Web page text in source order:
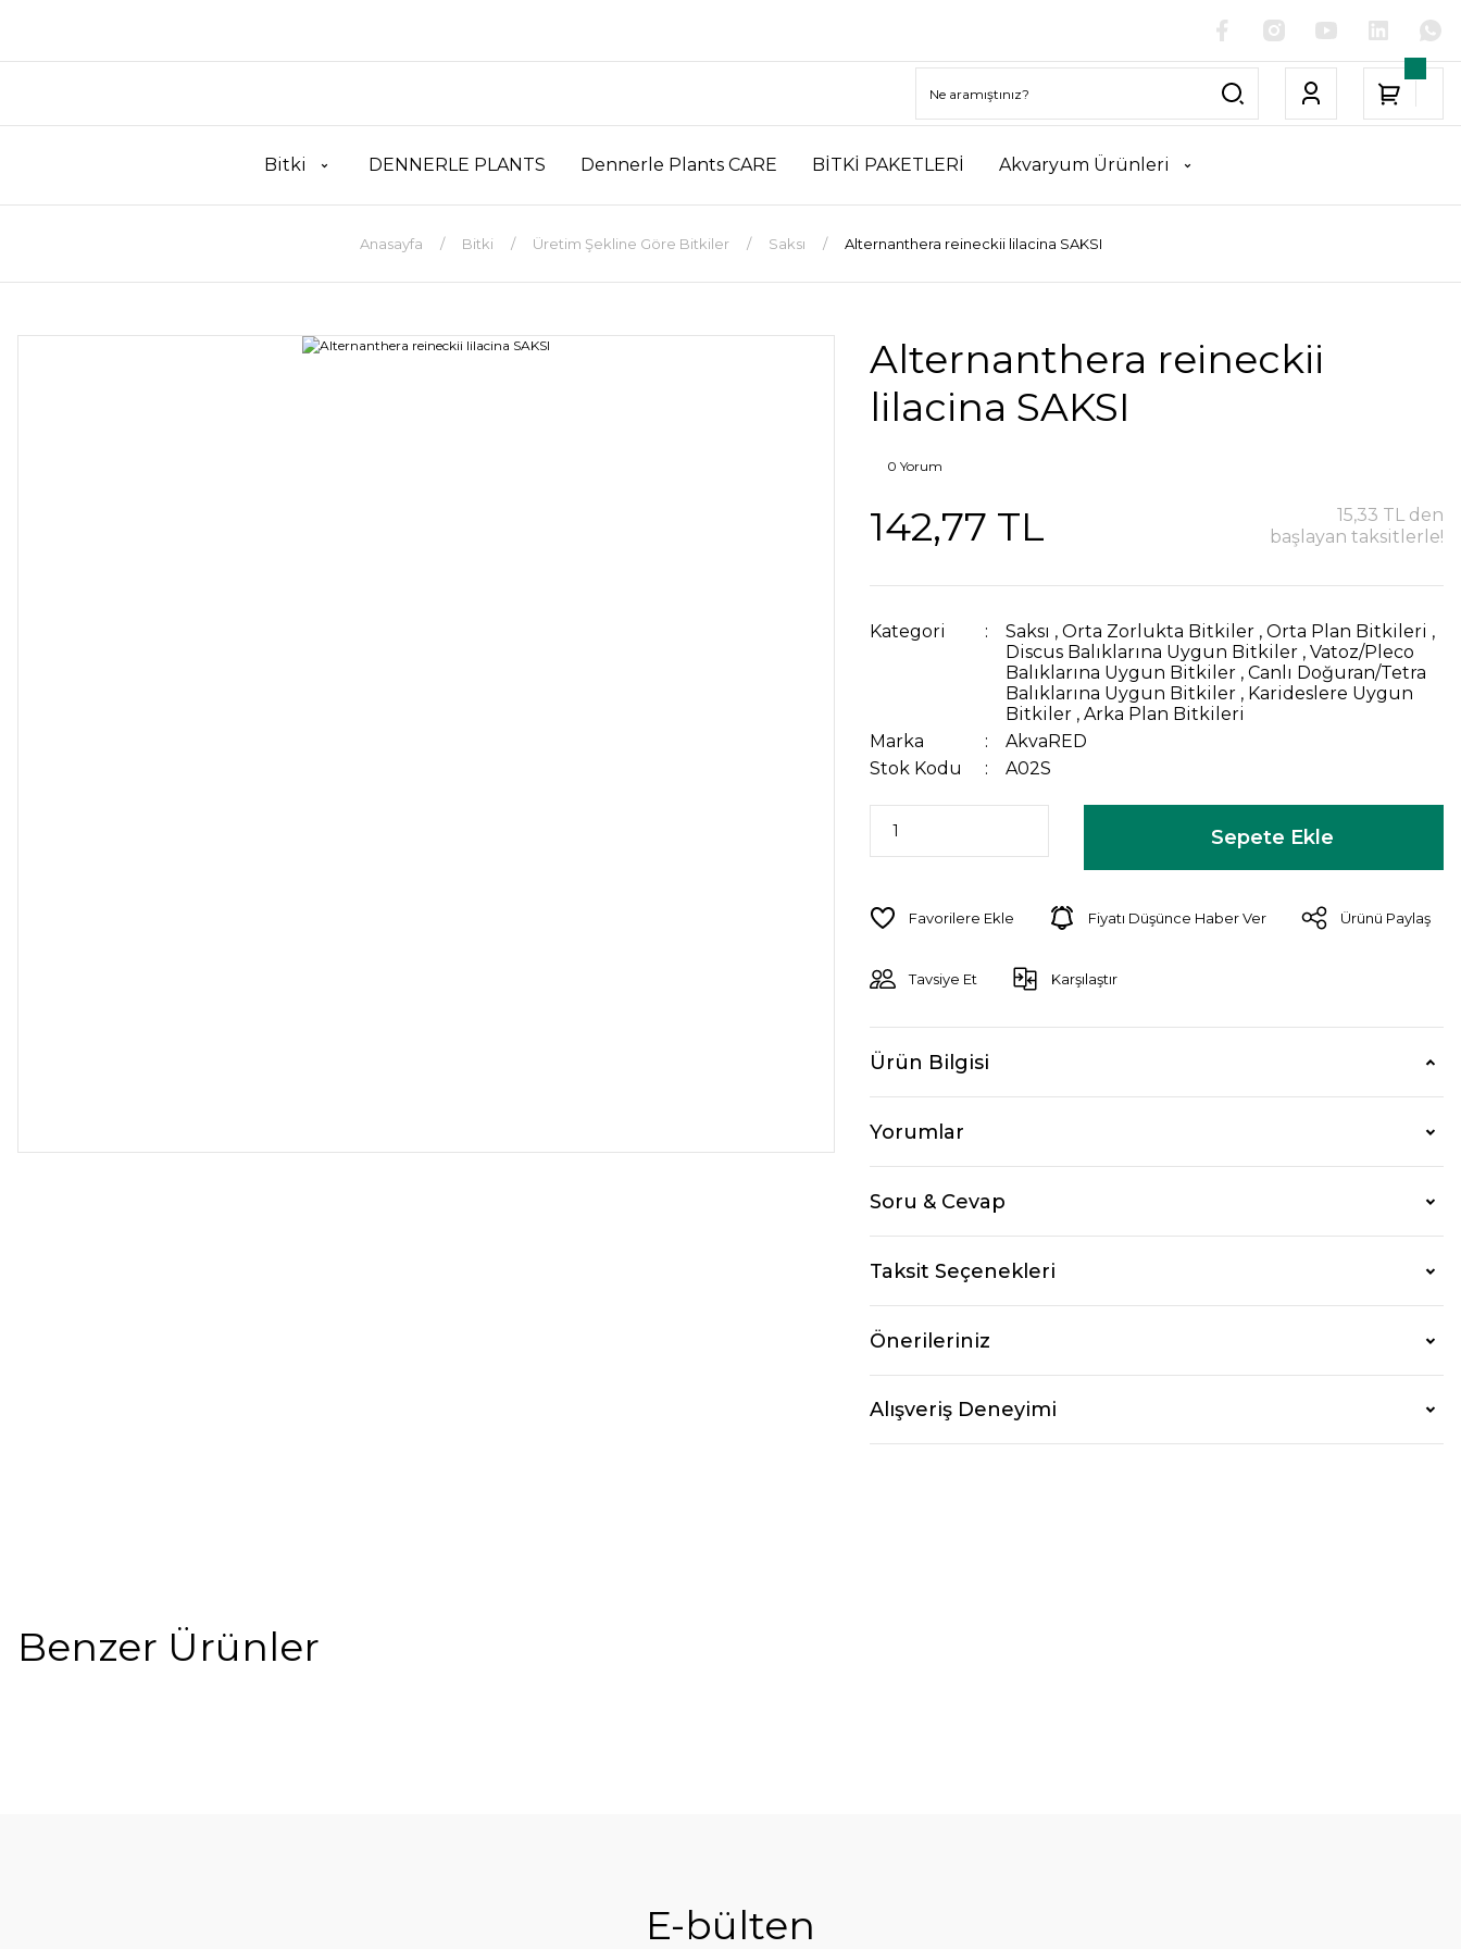
Bitki DENNERLE PLANTS Dennerle Plants CARE BİTKİ PAKETLERİ Akvaryum Ürünleri
Anasayfa Bitki Üretim Şekline Göre Bitkiler Saksı Alternanthera reineckii lilacina SAKSI
Alternanthera reineckii
lilacina SAKSI
0 Yorum
142,77 TL
15,33 TL den
başlayan taksitlerle!
Kategori Saksı , Orta Zorlukta Bitkiler , Orta Plan Bitkileri ,
Discus Balıklarına Uygun Bitkiler , Vatoz/Pleco
Balıklarına Uygun Bitkiler , Canlı Doğuran/Tetra
Balıklarına Uygun Bitkiler , Karideslere Uygun
Bitkiler , Arka Plan Bitkileri
Marka
AkvaRED
Stok Kodu
A02S
Sepete Ekle
Fiyatı Düşünce Haber Ver Ürünü Paylaş
Tavsiye Et Karşılaştır
Ürün Bilgisi
Yorumlar
Soru & Cevap
Taksit Seçenekleri
Önerileriniz
Alışveriş Deneyimi
Benzer Ürünler
E-bülten